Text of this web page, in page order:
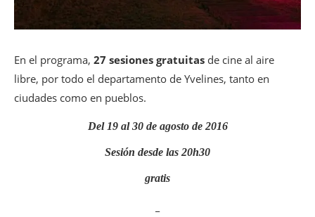
En el programa, 27 sesiones gratuitas de cine al aire
libre, por todo el departamento de Yvelines, tanto en
ciudades como en pueblos.
Del 19 al 30 de agosto de 2016
Sesión desde las 20h30
gratis